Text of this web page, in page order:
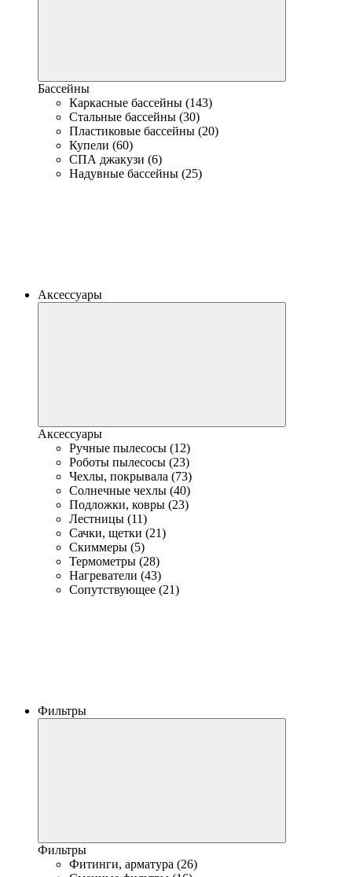
Бассейны
Каркасные бассейны (143)
Стальные бассейны (30)
Пластиковые бассейны (20)
Купели (60)
СПА джакузи (6)
Надувные бассейны (25)
Аксессуары
Аксессуары
Ручные пылесосы (12)
Роботы пылесосы (23)
Чехлы, покрывала (73)
Солнечные чехлы (40)
Подложки, ковры (23)
Лестницы (11)
Сачки, щетки (21)
Скиммеры (5)
Термометры (28)
Нагреватели (43)
Сопутствующее (21)
Фильтры
Фильтры
Фитинги, арматура (26)